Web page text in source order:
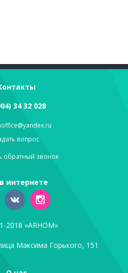
34 32 028
вопрос
обратный звонок
интернете
2018 «ARHOM»
Максима Горького, 151